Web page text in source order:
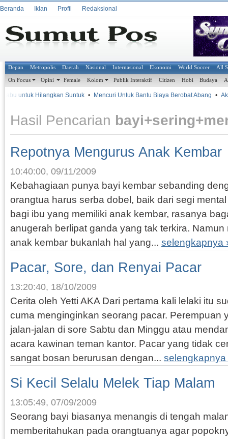
Beranda Iklan Profil Redaksional
Depan Metropolis Daerah Nasional Internasional Ekonomi World Soccer All
On Focus Opini Female Kolom Publik Interaktif Citizen Hobi Budaya
untuk Hilangkan Suntuk • Mencuri Untuk Bantu Biaya Berobat Abang •
Hasil Pencarian
Repotnya Mengurus Anak Kembar
10:40:00, 09/11/2009
Kebahagiaan punya bayi kembar sebanding
orangtua harus serba dobel, baik dari segi
bagi ibu yang memiliki anak kembar, rasanya
anugerah berlipat ganda yang tak terkira.
anak kembar bukanlah hal yang... selengkapnya
Pacar, Sore, dan Renyai Pacar
13:20:40, 18/10/2009
Cerita oleh Yetti AKA Dari pertama kali lelaki itu
cuma menginginkan seorang pacar. Perempuan
jalan-jalan di sore Sabtu dan Minggu atau
acara kawinan teman kantor. Pacar yang tidak
sangat bosan berurusan dengan... selengkapnya
Si Kecil Selalu Melek Tiap Malam
13:05:49, 07/09/2009
Seorang bayi biasanya menangis di tengah
memberitahukan pada orangtuanya agar